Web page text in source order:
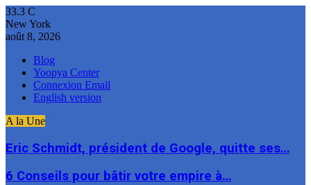
33.3 C
New York
août 8, 2026
Blog
Yoopya Center
Connexion Email
English version
A la Une
Eric Schmidt, président de Google, quitte ses…
6 Conseils pour bâtir votre empire à…